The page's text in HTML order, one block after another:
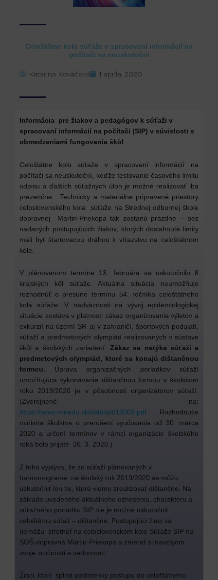
Celoštátne kolo súťaže v spracovaní informácií na
počítači sa neuskutoční
Katarína Kováčová 1 apríla, 2020
Informácia pre žiakov a pedagógov k súťaži v
spracovaní informácií na počítači (SIP) v súvislosti s
obmedzeniami fungovania škôl
Celoštátne kolo súťaže v spracovaní informácií na
počítači sa neuskutoční, keďže testovanie časového limitu
odpisu a ďalších súťažných úloh je možné realizovať iba
prezenčne. Technicky a materiálne pripravené priestory
celoslovenského kola súťaže na Strednej odbornej škole
dopravnej Martin-Priekopa tak zostanú prázdne – bez
nadaných postupujúcich žiakov, ktorých dosiahnuté limity
mali byť štartovacou dráhou k víťazstvu na celoštátnom
kole.
V plánovanom termíne 13. februára sa uskutočnilo 8
krajských kôl súťaže. Aktuálna situácia neumožňuje
rozhodnúť o presune termínu 54. ročníka celoštátneho
kola súťaže. V nadväznosti na vývoj epidemiologickej
situácie zostáva v platnosti zákaz organizovania výletov a
exkurzií na území SR aj v zahraničí, športových podujatí,
súťaží a predmetových olympiád realizovaných v sústave
škôl a školských zariadení. Zákaz sa netýka súťaží a
predmetových olympiád, ktoré sa konajú dištančnou
formou. Úprava organizačných poriadkov súťaží
umožňujúca vykonávanie dištančnou formou v školskom
roku 2019/2020 je v pôsobnosti organizátorov súťaží.
(Zverejnené na:
https://www.minedu.sk/data/att/16003.pdf Rozhodnutie
ministra školstva o prerušení vyučovania od 30. marca
2020 a určení termínov v rámci organizácie školského
roka bolo prijaté 26. 3. 2020.)
Z toho vyplýva, že zo súťaží plánovaných v
harmonograme na školský rok 2019/2020 sa môžu
uskutočniť len tie, ktoré vieme zrealizovať dištančne. Na
základe uvedeného aktuálneho uznesenia, charakteru a
súťažného poriadku SIP nie je možné uskutočniť
celoštátnu súťaž – dištančne. Postupujúci žiaci sa
nemôžu stretnúť na celoslovenskom kole Súťaže SIP na
SOŠ-dopravná Martin-Priekopa a zmerať si navzájom
svoje zručnosti a vedomosti.
Žiaci, ktorí splnili podmienky postupu do celoštátneho